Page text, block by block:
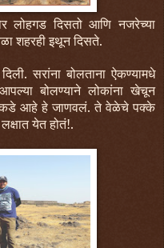
लोहगड दिसतो आणि नजरेच्या
शहरही इथून दिसते.
सरांना बोलताना ऐकण्यामधे
बोलण्याने लोकांना खेचून
आहे हे जाणवलं. ते वेळेचे पक्के
येत होतं!.